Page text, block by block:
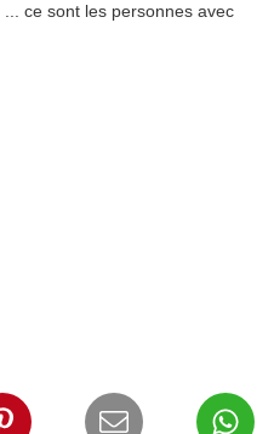
ce sont les personnes avec